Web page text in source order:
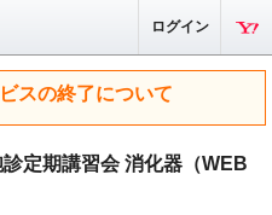
ログイン
スの終了について
定期講習会 消化器（WEB